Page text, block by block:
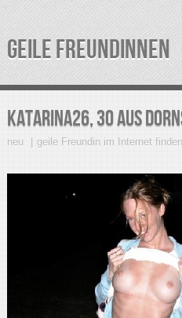
GEILE FREUNDINNEN
Katarina26, 30 aus
neu geile Freundin im Internet finden